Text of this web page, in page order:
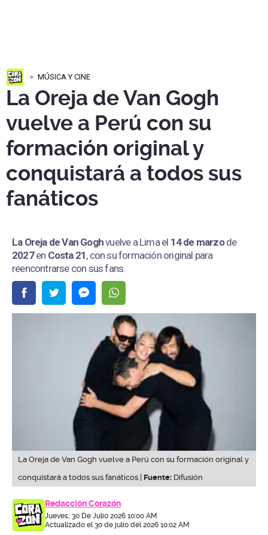
MÚSICA Y CINE
La Oreja de Van Gogh
vuelve a Perú con su
formación original y
conquistará a todos sus
fanáticos
La Oreja de Van Goghvuelve a Lima el 14 de marzode
2027en Costa 21, con su formación original para
reencontrarse con sus fans.
La Oreja de Van Gogh vuelve a Perú con su formación original y
conquistará a todos sus fanáticos | Fuente: Difusión
Redacción Corazón
Jueves, 30 De Julio 2026 10:00 AM
Actualizado el 30 de julio del 2026 10:02 AM